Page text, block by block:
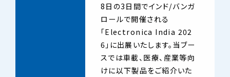
8日の3日間でインド/バンガ
ロールで開催される
「Electronica India 202
6」に出展いたします。当ブー
スでは車載、医療、産業等向
けに以下製品をご紹介いた